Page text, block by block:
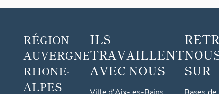
c
t
é,
d
it
RÉGION
AUVERGNE
RHONE-
ALPES
ILS
TRAVAILLENT
AVEC NOUS
SUR